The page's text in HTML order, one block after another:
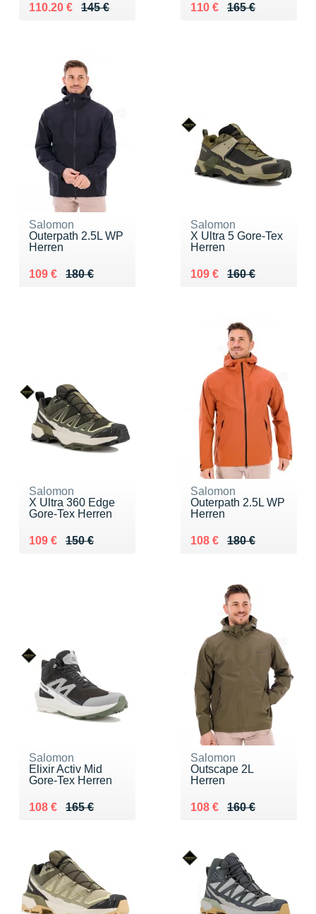
145 €
Au lieu de 145 €
110.20 €
Vendu 110.20 € 165 €
Au lieu de 165 €
110 €
Vendu 110 €
Salomon
Outerpath 2.5L WP
Herren
180 €
Au lieu de 180 €
109 €
Vendu 109 €
Salomon
X Ultra 5 Gore-Tex
Herren
160 €
Au lieu de 160 €
109 €
Vendu 109 €
Salomon
X Ultra 360 Edge
Gore-Tex Herren
150 €
Au lieu de 150 €
109 €
Vendu 109 €
Salomon
Outerpath 2.5L WP
Herren
180 €
Au lieu de 180 €
108 €
Vendu 108 €
Salomon
Elixir Activ Mid
Gore-Tex Herren
165 €
Au lieu de 165 €
108 €
Vendu 108 €
Salomon
Outscape 2L
Herren
160 €
Au lieu de 160 €
108 €
Vendu 108 €